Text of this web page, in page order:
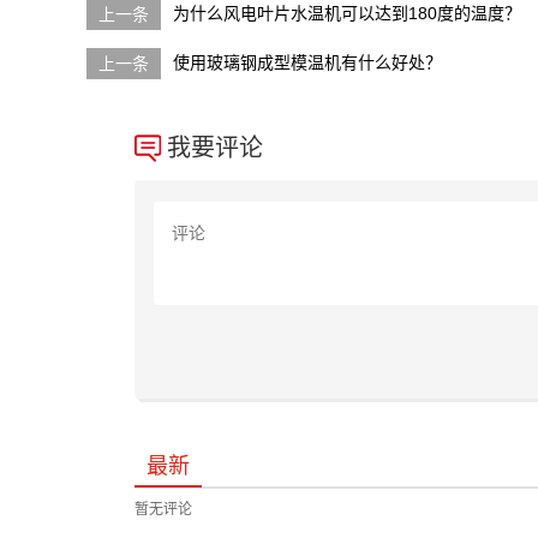
为什么风电叶片水温机可以达到180度的温度？
使用玻璃钢成型模温机有什么好处？
我要评论
最新
暂无评论